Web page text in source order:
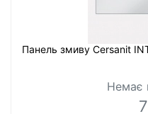
Панель змиву Cersanit
Немає